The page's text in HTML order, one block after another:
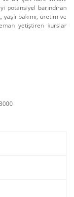
potansiyel barındıran
bakımı, üretim ve
yetiştiren kurslar